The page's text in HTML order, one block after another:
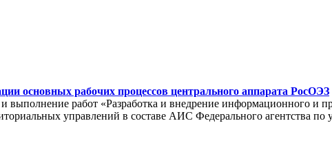
основных рабочих процессов центрального аппарата РосОЭЗ
работ «Разработка и внедрение информационного и
управлений в составе АИС Федерального агентства